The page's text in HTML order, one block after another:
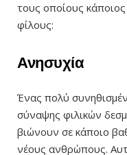
τους οποίους
φίλους:
Ανησυχία
Ένας πολύ
σύναψης φιλικών
βιώνουν σε κάποιο
νέους ανθρώπους.